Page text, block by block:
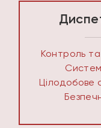
Контроль та
Цілодобове